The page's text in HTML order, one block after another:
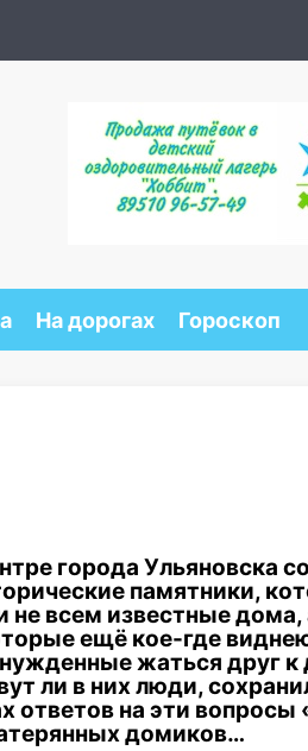
На дорогах Гороскоп
города Ульяновска
памятники,
не всем известные
ещё кое-где
жаться друг к
ли в них люди,
ответов на эти
домиков…